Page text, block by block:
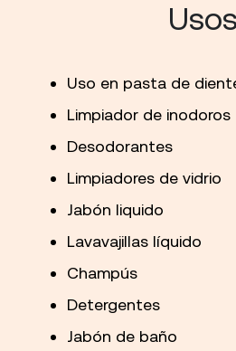
Usos
Uso en pasta de
Limpiador de inodoros
Desodorantes
Limpiadores de vidrio
Jabón liquido
Lavavajillas líquido
Champús
Detergentes
Jabón de baño